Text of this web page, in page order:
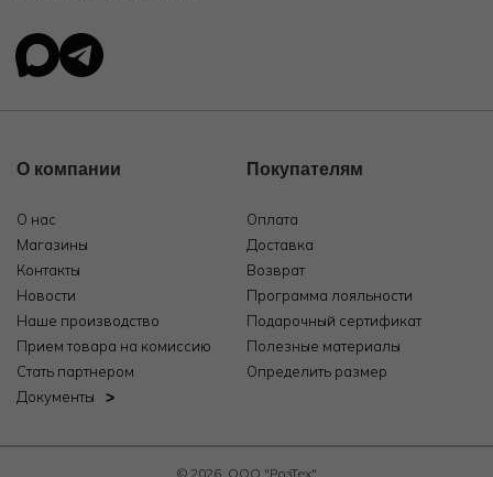
О компании
О нас
Магазины
Контакты
Новости
Наше производство
Прием товара на комиссию
Стать партнером
Документы
Покупателям
Оплата
Доставка
Возврат
Программа лояльности
Подарочный сертификат
Полезные материалы
Определить размер
© 2026, ООО "РозТех"